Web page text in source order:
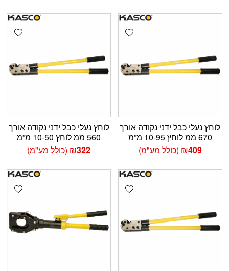
Add wishlist
לוחץ נעלי כבל ידני נקודה אורך
670 ממ לוחץ 10-95 מ”מ
₪409 (כולל מע"מ)
לוחץ נעלי כבל ידני נקודה אורך
560 ממ לוחץ 10-50 מ”מ
₪322 (כולל מע"מ)
Add wishlist